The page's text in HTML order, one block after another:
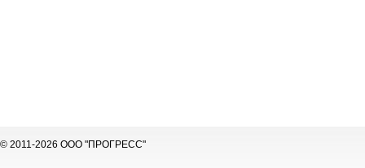
© 2011-2026 ООО "ПРОГРЕСС"